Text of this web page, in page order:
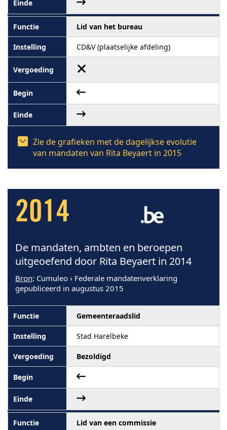
Lid van het bureau
CD&V (plaatselijke afdeling)
Zie de grafieken met de dagelijkse evolutie
van mandaten van Rita Beyaert in 2015
2014
De mandaten, ambten en beroepen
uitgeoefend door Rita Beyaert in 2014
Bron: Cumuleo › Federale mandatenverklaring
gepubliceerd in augustus 2015
Gemeenteraadslid
Stad Harelbeke
Bezoldigd
Lid van een commissie